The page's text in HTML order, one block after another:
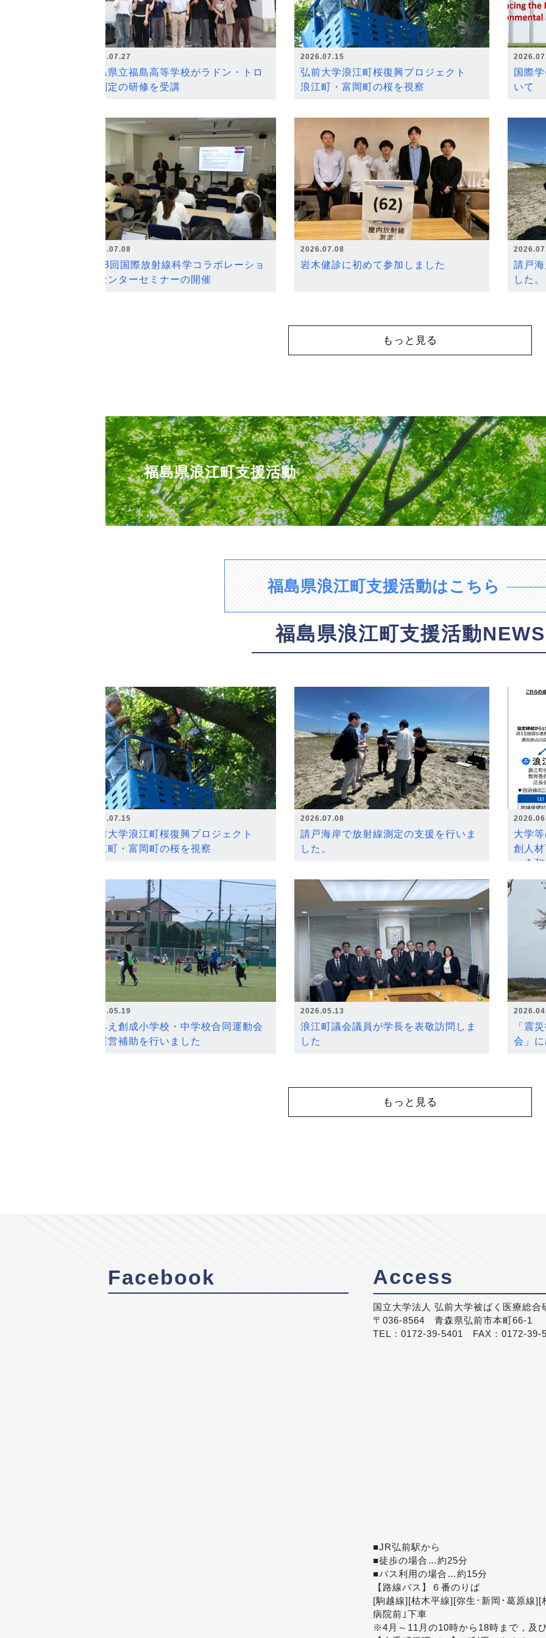
2026.07.27
福島県立福島高等学校がラドン・トロ
ン測定の研修を受講
2026.07.15
弘前大学浪江町桜復興プロジェクト
浪江町・富岡町の桜を視察
国際
いて
2026.07.08
第18回国際放射線科学コラボレーショ
ンセンターセミナーの開催
2026.07.08
岩木健診に初めて参加しました
請戸
した。
もっと見る
福島県浪江町支援活動
福島県浪江町支援活動はこちら
福島県浪江町支援活動NEWS
2026.07.15
弘前大学浪江町桜復興プロジェクト
浪江町・富岡町の桜を視察
2026.07.08
請戸海岸で放射線測定の支援を行いま
した。
大学
創人
～令
2026.05.19
なみえ創成小学校・中学校合同運動会
の運営補助を行いました
2026.05.13
浪江町議会議員が学長を表敬訪問しま
した
「震
会」
もっと見る
Facebook Access
国立大学法人 弘前大学被ばく医療総合
〒036-8564 青森県弘前市本町66-1
TEL：0172-39-5401 FAX：0172-39-
■JR弘前駅から
■徒歩の場合…約25分
■バス利用の場合…約15分
【路線バス】６番のりば
[駒越線][枯木平線][弥生･新岡･葛原線
病院前｣下車
※4月～11月の10時から18時まで，及